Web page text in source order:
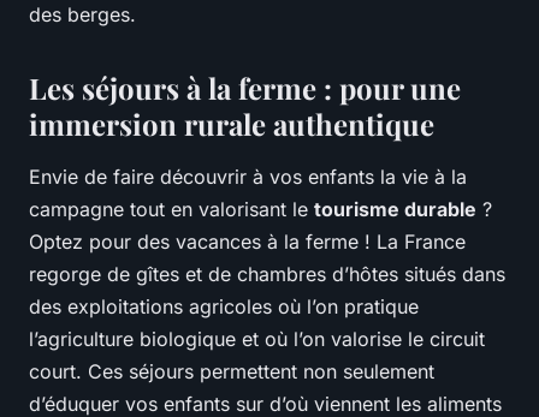
des berges.
Les séjours à la ferme : pour une
immersion rurale authentique
Envie de faire découvrir à vos enfants la vie à la
campagne tout en valorisant le tourisme durable ?
Optez pour des vacances à la ferme ! La France
regorge de gîtes et de chambres d’hôtes situés dans
des exploitations agricoles où l’on pratique
l’agriculture biologique et où l’on valorise le circuit
court. Ces séjours permettent non seulement
d’éduquer vos enfants sur d’où viennent les aliments